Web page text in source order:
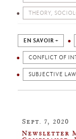
THEORY,
EN SAVOIR +
CONFLICT OF
SUBJECTIVE LAW
Sept. 7, 2020
Newsletter